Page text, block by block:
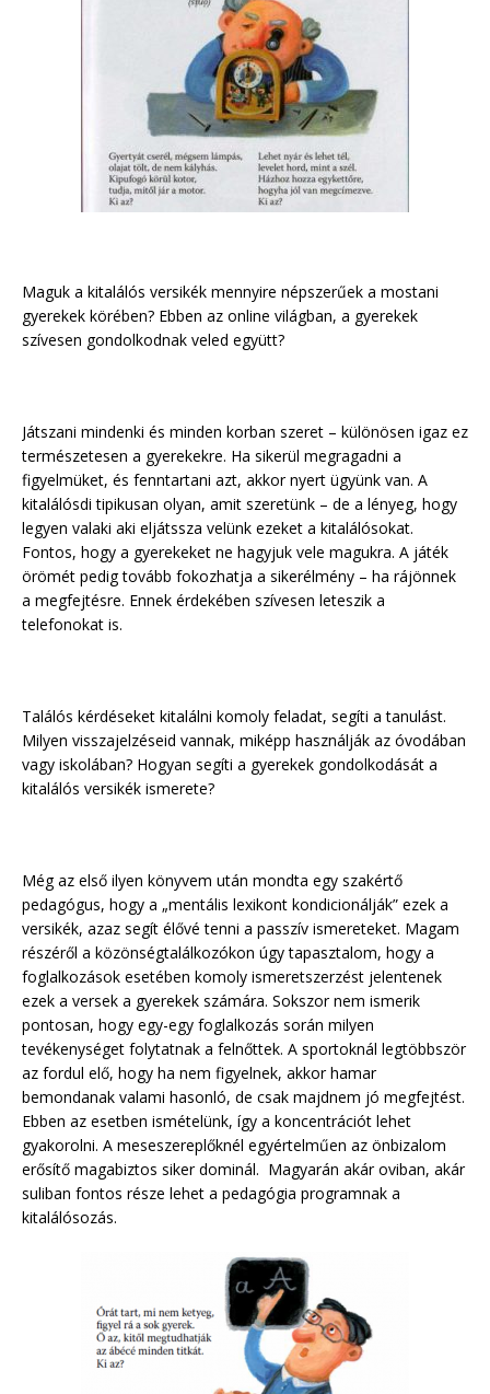
Maguk a kitalálós versikék mennyire népszerűek a mostani
gyerekek körében? Ebben az online világban, a gyerekek
szívesen gondolkodnak veled együtt?
Játszani mindenki és minden korban szeret – különösen igaz ez
természetesen a gyerekekre. Ha sikerül megragadni a
figyelmüket, és fenntartani azt, akkor nyert ügyünk van. A
kitalálósdi tipikusan olyan, amit szeretünk – de a lényeg, hogy
legyen valaki aki eljátssza velünk ezeket a kitalálósokat.
Fontos, hogy a gyerekeket ne hagyjuk vele magukra. A játék
örömét pedig tovább fokozhatja a sikerélmény – ha rájönnek
a megfejtésre. Ennek érdekében szívesen leteszik a
telefonokat is.
Találós kérdéseket kitalálni komoly feladat, segíti a tanulást.
Milyen visszajelzéseid vannak, miképp használják az óvodában
vagy iskolában? Hogyan segíti a gyerekek gondolkodását a
kitalálós versikék ismerete?
Még az első ilyen könyvem után mondta egy szakértő
pedagógus, hogy a „mentális lexikont kondicionálják” ezek a
versikék, azaz segít élővé tenni a passzív ismereteket. Magam
részéről a közönségtalálkozókon úgy tapasztalom, hogy a
foglalkozások esetében komoly ismeretszerzést jelentenek
ezek a versek a gyerekek számára. Sokszor nem ismerik
pontosan, hogy egy-egy foglalkozás során milyen
tevékenységet folytatnak a felnőttek. A sportoknál legtöbbször
az fordul elő, hogy ha nem figyelnek, akkor hamar
bemondanak valami hasonló, de csak majdnem jó megfejtést.
Ebben az esetben ismételünk, így a koncentrációt lehet
gyakorolni. A meseszereplőknél egyértelműen az önbizalom
erősítő magabiztos siker dominál. Magyarán akár oviban, akár
suliban fontos része lehet a pedagógia programnak a
kitalálósozás.